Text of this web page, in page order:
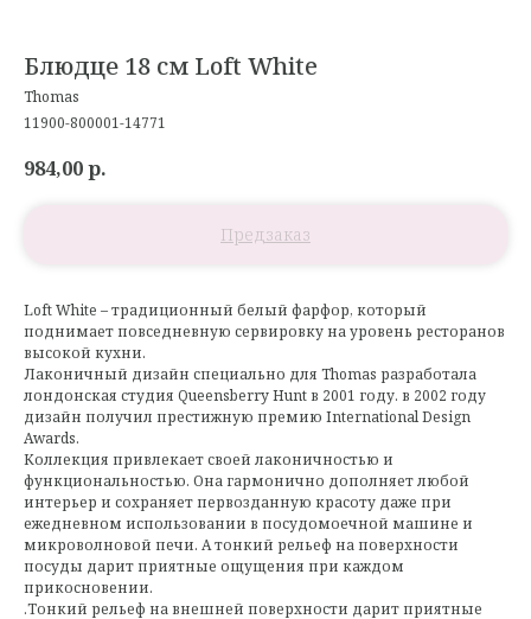
Блюдце 18 см Loft White
Thomas
11900-800001-14771
984,00р.
Loft White – традиционный белый фарфор, который
поднимает повседневную сервировку на уровень ресторанов
высокой кухни.
Лаконичный дизайн специально для Thomas разработала
лондонская студия Queensberry Hunt в 2001 году. в 2002 году
дизайн получил престижную премию International Design
Awards.
Коллекция привлекает своей лаконичностью и
функциональностью. Она гармонично дополняет любой
интерьер и сохраняет первозданную красоту даже при
ежедневном использовании в посудомоечной машине и
микроволновой печи. А тонкий рельеф на поверхности
посуды дарит приятные ощущения при каждом
прикосновении.
.Тонкий рельеф на внешней поверхности дарит приятные